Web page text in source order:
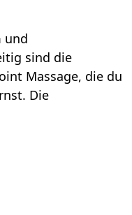
und
sind die
Massage, die du
Die